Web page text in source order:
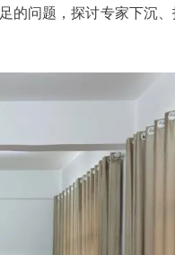
的问题，探讨专家下沉